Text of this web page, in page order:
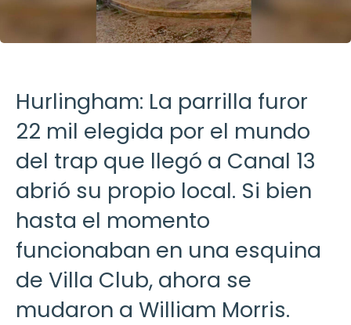
Hurlingham: La parrilla furor
22 mil elegida por el mundo
del trap que llegó a Canal 13
abrió su propio local. Si bien
hasta el momento
funcionaban en una esquina
de Villa Club, ahora se
mudaron a William Morris.